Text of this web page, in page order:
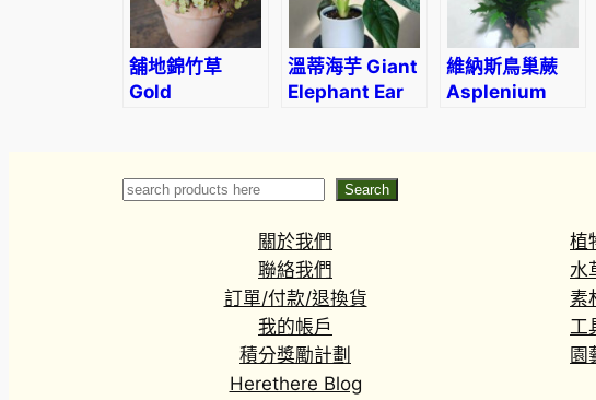
舖地錦竹草
Gold
repens)
溫蒂海芋 Giant
Elephant Ear
維納斯鳥巢蕨
Asplenium
Search Search
關於我們
聯絡我們
訂單/付款/退換貨
我的帳戶
積分獎勵計劃
Herethere Blog
植
水
素
工
園